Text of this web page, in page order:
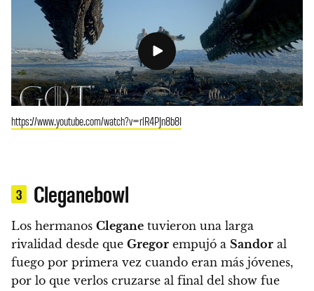
https://www.youtube.com/watch?v=rlR4PJn8b8I
3 Cleganebowl
Los hermanos Clegane tuvieron una larga
rivalidad desde que Gregor empujó a Sandor al
fuego por primera vez cuando eran más jóvenes,
por lo que verlos cruzarse al final del show fue